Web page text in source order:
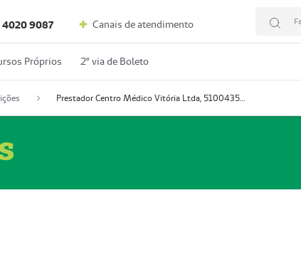
4020 9087 Canais de atendimento
Próprios 2º via de Boleto
Prestador Centro Médico Vitória Ltda, 51004350-4: Centro Médico Vitória Ltda (Nome Fantasia: Policlínica Master)